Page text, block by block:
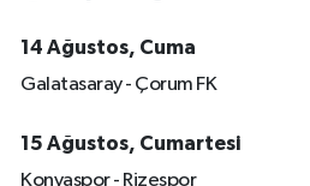
14 Ağustos, Cuma
Galatasaray - Çorum FK
15 Ağustos, Cumartesi
Konyaspor - Rizespor